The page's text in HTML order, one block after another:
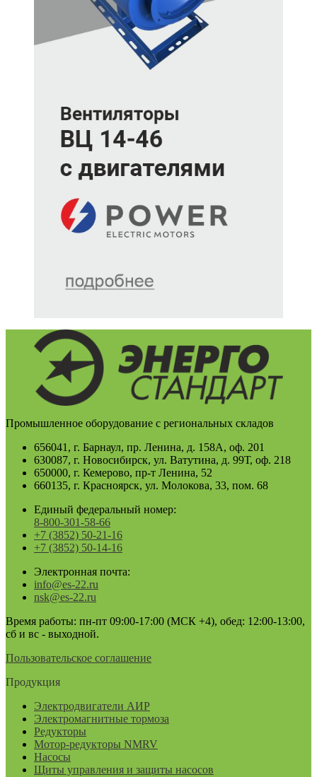
Промышленное оборудование с региональных складов
656041, г. Барнаул, пр. Ленина, д. 158А, оф. 201
630087, г. Новосибирск, ул. Ватутина, д. 99Т, оф. 218
650000, г. Кемерово, пр-т Ленина, 52
660135, г. Красноярск, ул. Молокова, 33, пом. 68
Единый федеральный номер:
8-800-301-58-66
+7 (3852) 50-21-16
+7 (3852) 50-14-16
Электронная почта:
info@es-22.ru
nsk@es-22.ru
Время работы: пн-пт 09:00-17:00 (МСК +4), обед: 12:00-13:00,
сб и вс - выходной.
Пользовательское соглашение
Продукция
Электродвигатели АИР
Электромагнитные тормоза
Редукторы
Мотор-редукторы NMRV
Насосы
Щиты управления и защиты насосов